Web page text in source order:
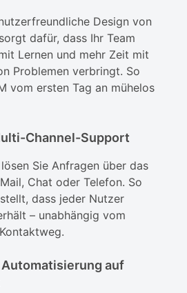
Design von
dafür, dass Ihr Team
Lernen und mehr Zeit mit
Problemen verbringt. So
vom ersten Tag an mühelos
Channel-Support
Sie Anfragen über das
Chat oder Telefon. So
dass jeder Nutzer
– unabhängig vom
auf